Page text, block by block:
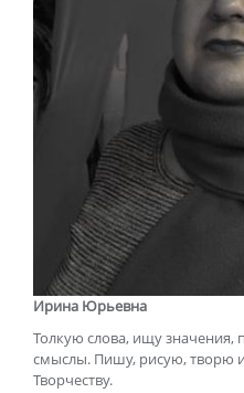
Ирина Юрьевна
Толкую слова, ищу
смыслы. Пишу, рисую, творю
Творчеству.